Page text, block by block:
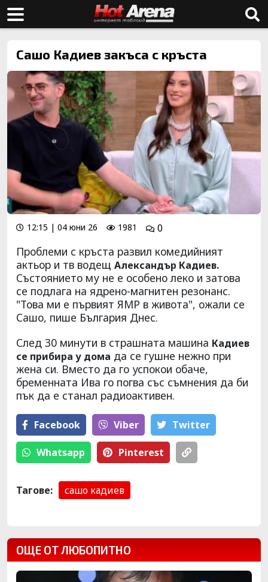
Сашо Кадиев закъса с кръста
12:15 | 04 юни 26 1981 0
Проблеми с кръста развил комедийният
актьор и тв водещ Александър Кадиев.
Състоянието му не е особено леко и затова
се подлага на ядрено-магнитен резонанс.
"Това ми е първият ЯМР в живота", ожали се
Сашо, пише България Днес.
След 30 минути в страшната машина Кадиев
се прибира у дома да се гушне нежно при
жена си. Вместо да го успокои обаче,
бременната Ива го погва със съмнения да би
пък да е станал радиоактивен.
Facebook Viber Тwitter
Whatsapp Pinterest
Тагове: сашо кадиев
ОЩЕ ОТ ЛЮБОПИТНО